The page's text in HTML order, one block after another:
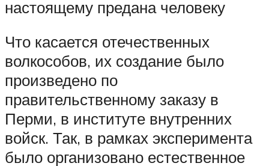
настоящему предана человеку
Что касается отечественных
волкособов, их создание было
произведено по
правительственному заказу в
Перми, в институте внутренних
войск. Так, в рамках эксперимента
было организовано естественное